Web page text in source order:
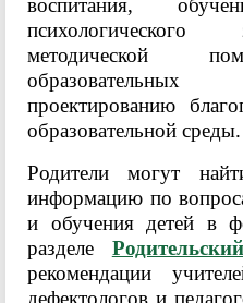
воспитания,
методической
проектированию
образовательной среды.
Родители могут
информацию по
и обучения детей в
разделе
рекомендации
дефектологов и